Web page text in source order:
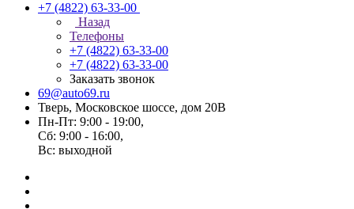
+7 (4822) 63-33-00
Назад
Телефоны
+7 (4822) 63-33-00
+7 (4822) 63-33-00
Заказать звонок
69@auto69.ru
Тверь, Московское шоссе, дом 20В
Пн-Пт: 9:00 - 19:00,
Сб: 9:00 - 16:00,
Вс: выходной